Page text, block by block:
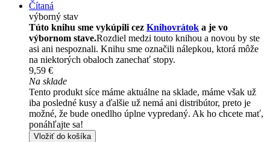
Čítaná
výborný stav
Túto knihu sme vykúpili cez Knihovrátok a je vo
výbornom stave.Rozdiel medzi touto knihou a novou by ste
asi ani nespoznali. Knihu sme označili nálepkou, ktorá môže
na niektorých obaloch zanechať stopy.
9,59 €
Na sklade
Tento produkt síce máme aktuálne na sklade, máme však už
iba posledné kusy a ďalšie už nemá ani distribútor, preto je
možné, že bude onedlho úplne vypredaný. Ak ho chcete mať,
ponáhľajte sa!
Vložiť do košíka